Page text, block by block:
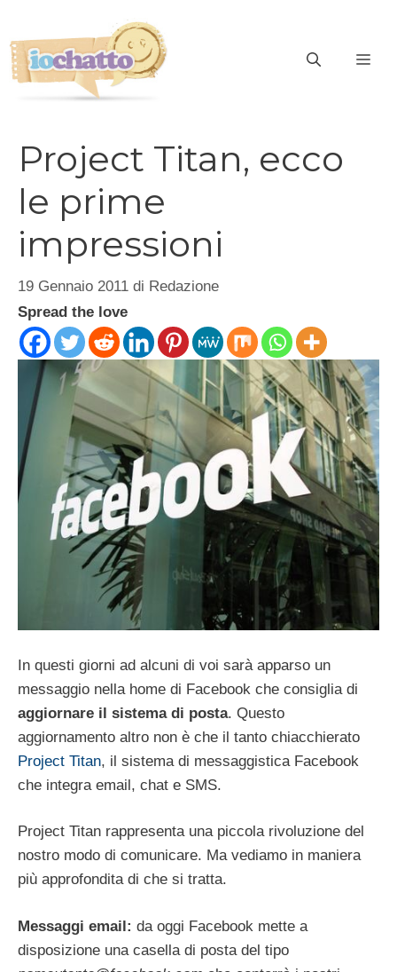
contenuto
Project Titan, ecco
le prime
impressioni
19 Gennaio 2011 di Redazione
Spread the love
In questi giorni ad alcuni di voi sarà apparso un
messaggio nella home di Facebook che consiglia di
aggiornare il sistema di posta. Questo
aggiornamento altro non è che il tanto chiacchierato
Project Titan, il sistema di messaggistica Facebook
che integra email, chat e SMS.
Project Titan rappresenta una piccola rivoluzione del
nostro modo di comunicare. Ma vediamo in maniera
più approfondita di che si tratta.
Messaggi email: da oggi Facebook mette a
disposizione una casella di posta del tipo